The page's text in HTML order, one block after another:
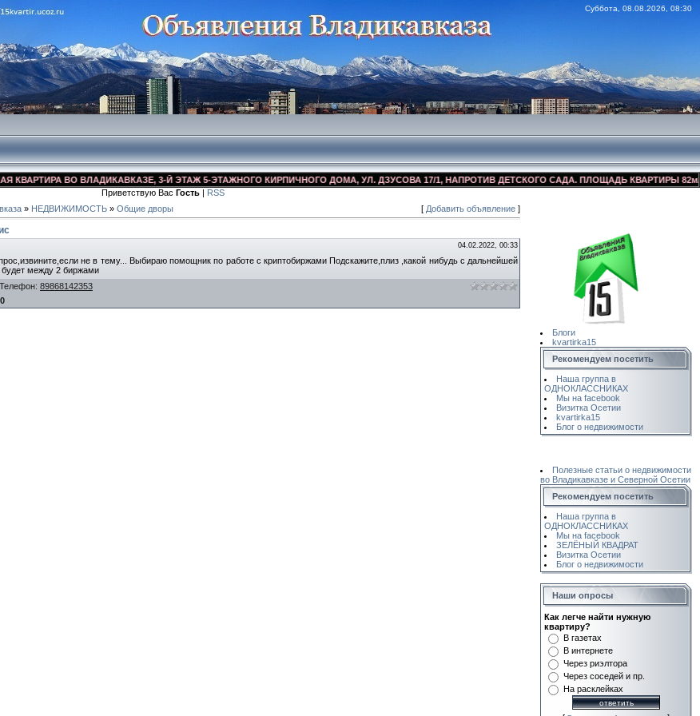
Суббота, 08.08.2026, 08:30
ВО ВЛАДИКАВКАЗЕ, 3-Й ЭТАЖ 5-ЭТАЖНОГО КИРПИЧНОГО ДОМА, УЛ. ДЗУСОВА 17/1, НАПРОТИВ ДЕТСКОГО САДА. ПЛОЩАДЬ КВАРТИРЫ 82м2,
Приветствую Вас Гость | RSS
» НЕДВИЖИМОСТЬ » Общие дворы [ Добавить объявление ]
04.02.2022, 00:33
не в тему... Выбираю помощник по работе с криптобиржами Подскажите,плиз ,какой нибудь с дальнейшей
между 2 биржами
Телефон: 89868142353
0
Блоги
kvartirka15
Рекомендуем посетить
Наша группа в
ОДНОКЛАССНИКАХ
Мы на facebook
Визитка Осетии
kvartirka15
Блог о недвижимости
Полезные статьи о недвижимости
во Владикавказе и Северной Осетии
Рекомендуем посетить
Наша группа в
ОДНОКЛАССНИКАХ
Мы на facebook
ЗЕЛЁНЫЙ КВАДРАТ
Визитка Осетии
Блог о недвижимости
Наши опросы
Как легче найти нужную
квартиру?
В газетах
В интернете
Через риэлтора
Через соседей и пр.
На расклейках